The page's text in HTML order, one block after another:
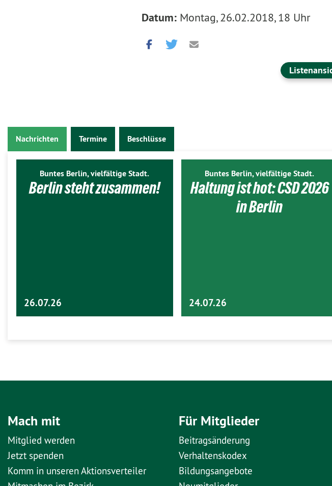
Datum: Montag, 26.02.2018, 18 Uhr
Nachrichten Termine Beschlüsse
Buntes Berlin, vielfältige Stadt.
Berlin steht zusammen!
26.07.26
Buntes Berlin, vielfältige Stadt.
Haltung ist hot: CSD 2026
in Berlin
24.07.26
Mach mit
Mitglied werden
Jetzt spenden
Komm in unseren Aktionsverteiler
Für Mitglieder
Beitragsänderung
Verhaltenskodex
Bildungsangebote